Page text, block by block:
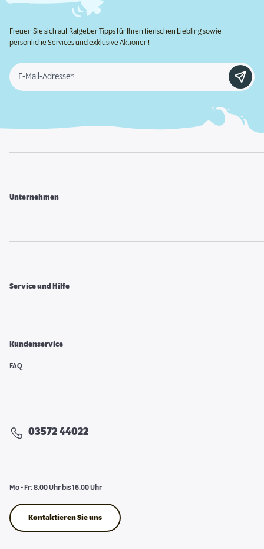
Freuen Sie sich auf Ratgeber-Tipps für Ihren tierischen Liebling sowie
persönliche Services und exklusive Aktionen!
E-Mail-Adresse*
Unternehmen
Service und Hilfe
Kundenservice
FAQ
03572 44022
Mo - Fr: 8.00 Uhr bis 16.00 Uhr
Kontaktieren Sie uns